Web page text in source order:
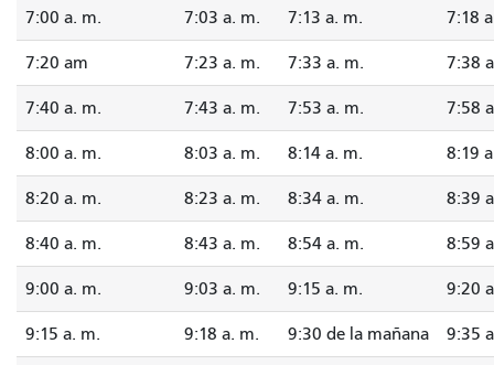
7:00 a. m. 7:03 a. m. 7:13 a. m. 7:18
7:20 am 7:23 a. m. 7:33 a. m. 7:38
7:40 a. m. 7:43 a. m. 7:53 a. m. 7:58
8:00 a. m. 8:03 a. m. 8:14 a. m. 8:19
8:20 a. m. 8:23 a. m. 8:34 a. m. 8:39
8:40 a. m. 8:43 a. m. 8:54 a. m. 8:59
9:00 a. m. 9:03 a. m. 9:15 a. m. 9:20
9:15 a. m. 9:18 a. m. 9:30 de la mañana 9:35